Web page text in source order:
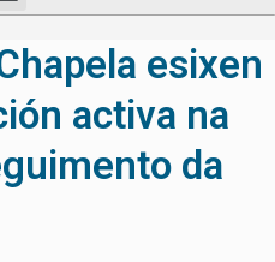
esixen
activa na
da